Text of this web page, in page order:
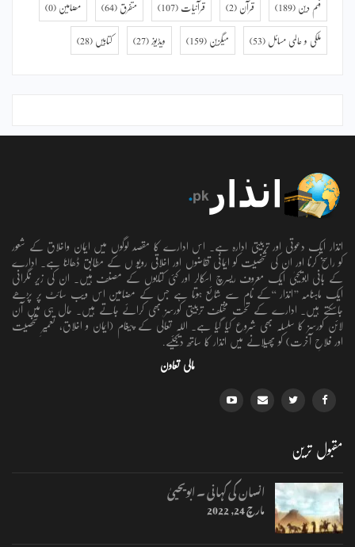
فہم دین (189) قرآن (2) قرآنیات (107) متفرق (64) مضامین (0)
ملکی و عالمی مسائل (53) میگزین (159) ویڈیوز (27) کتابیں (28)
انذار ایک دعوتی اور تربیتی ادارہ ہے۔ اس ادارے کا مقصد لوگوں میں ایمان واخلاق کے شعور
کو راسخ کرنا اور ان کی شخصیت کو ایمانی تقاضوں اور اخلاقی رویو ں کے مطابق ڈھالنا ہے۔ ادارے
کے بانی ابویحییٰ ایک معروف ریسرچ اسکالر اور کئی کتابوں کے مصنف ہیں۔ ان کی زیر نگرانی
ایک ماہنامہ ’’انذار ‘‘کے نام سے شائع ہوتا ہے جس کے مضامین اس ویب سائٹ پر پڑھے
جاسکتے ہیں۔ ادارے کے تحت مختلف تربیتی کورسز بھی کرائے جاتے ہیں۔ حال ہی میں آن
لائن کورسز کا سلسلہ بھی شروع کیا گیا ہے۔ اللہ تعالٰی کے پیغام (ایمان و اخلاق، تعمیرِ شخصیت
اور فلاحِ آخرت) کو پھیلانے میں انذار کا ساتھ دیجئیے.
مالی تعاون
مقبول ترین
انسان کی کہانی ۔ ابویحییٰ
مارچ 24, 2022